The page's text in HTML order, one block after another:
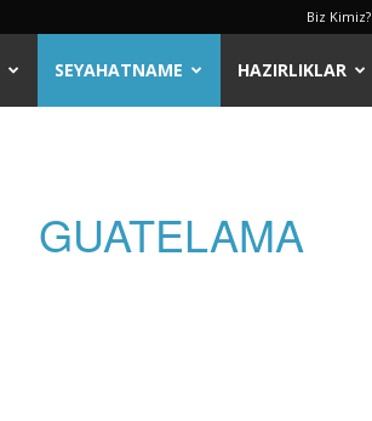
Biz Kimiz?
SEYAHATNAME HAZIRLIKLAR
GUATELAMA